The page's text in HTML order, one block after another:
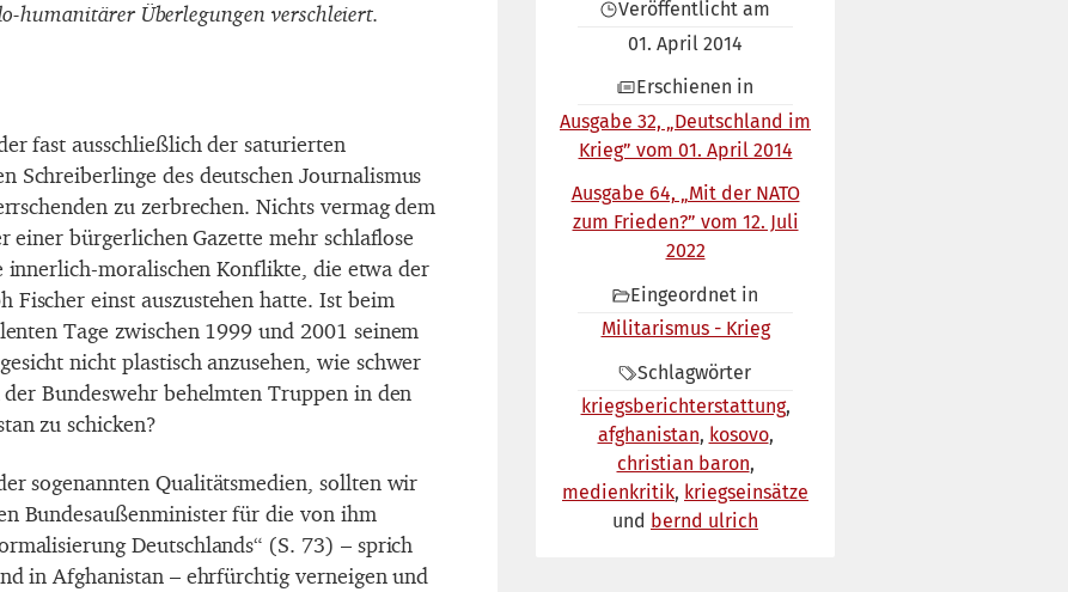
humanitärer Überlegungen verschleiert.
fast ausschließlich der saturierten
Schreiberlinge des deutschen Journalismus
zu zerbrechen. Nichts vermag dem
einer bürgerlichen Gazette mehr schlaflose
innerlich-moralischen Konflikte, die etwa der
Fischer einst auszustehen hatte. Ist beim
Tage zwischen 1999 und 2001 seinem
nicht plastisch anzusehen, wie schwer
Bundeswehr behelmten Truppen in den
zu schicken?
sogenannten Qualitätsmedien, sollten wir
Bundesaußenminister für die von ihm
Deutschlands“ (S. 73) – sprich
in Afghanistan – ehrfürchtig verneigen und
Veröffentlicht am
01. April 2014
Erschienen in
Ausgabe 32, „Deutschland im
Krieg” vom 01. April 2014
Ausgabe 64, „Mit der NATO
zum Frieden?” vom 12. Juli
2022
Eingeordnet in
Militarismus - Krieg
Schlagwörter
kriegsberichterstattung
afghanistan kosovo
christian baron
medienkritik kriegseinsätze
bernd ulrich